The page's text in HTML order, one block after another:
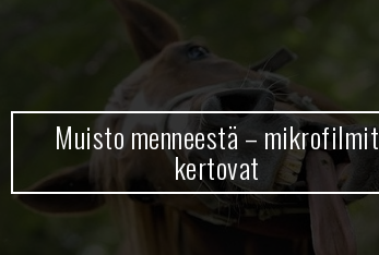
Muisto menneestä – mikrofilmit
kertovat